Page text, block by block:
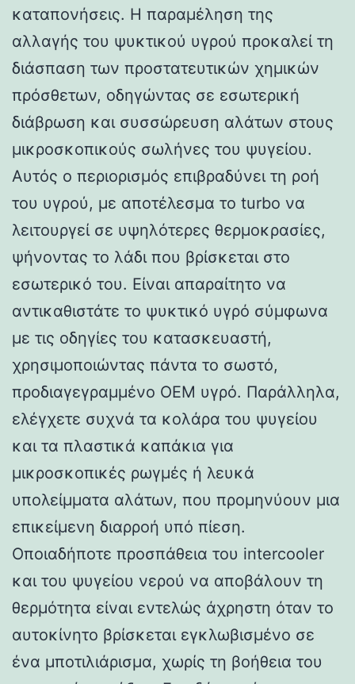
καταπονήσεις. Η παραμέληση της
αλλαγής του ψυκτικού υγρού προκαλεί τη
διάσπαση των προστατευτικών χημικών
πρόσθετων, οδηγώντας σε εσωτερική
διάβρωση και συσσώρευση αλάτων στους
μικροσκοπικούς σωλήνες του ψυγείου.
Αυτός ο περιορισμός επιβραδύνει τη ροή
του υγρού, με αποτέλεσμα το turbo να
λειτουργεί σε υψηλότερες θερμοκρασίες,
ψήνοντας το λάδι που βρίσκεται στο
εσωτερικό του. Είναι απαραίτητο να
αντικαθιστάτε το ψυκτικό υγρό σύμφωνα
με τις οδηγίες του κατασκευαστή,
χρησιμοποιώντας πάντα το σωστό,
προδιαγεγραμμένο OEM υγρό. Παράλληλα,
ελέγχετε συχνά τα κολάρα του ψυγείου
και τα πλαστικά καπάκια για
μικροσκοπικές ρωγμές ή λευκά
υπολείμματα αλάτων, που προμηνύουν μια
επικείμενη διαρροή υπό πίεση.
Οποιαδήποτε προσπάθεια του intercooler
και του ψυγείου νερού να αποβάλουν τη
θερμότητα είναι εντελώς άχρηστη όταν το
αυτοκίνητο βρίσκεται εγκλωβισμένο σε
ένα μποτιλιάρισμα, χωρίς τη βοήθεια του